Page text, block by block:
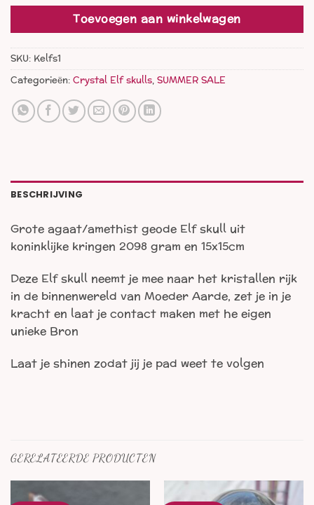
Toevoegen aan winkelwagen
SKU: Kelfs1
Categorieën:Crystal Elf skulls,SUMMER SALE
BESCHRIJVING
Grote agaat/amethist geode Elf skull uit
koninklijke kringen 2098 gram en 15x15cm
Deze Elf skull neemt je mee naar het kristallen rijk
in de binnenwereld van Moeder Aarde, zet je in je
kracht en laat je contact maken met he eigen
unieke Bron
Laat je shinen zodat jij je pad weet te volgen
GERELATEERDE PRODUCTEN